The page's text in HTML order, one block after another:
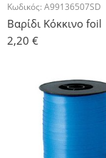
Κωδικός: A99136507SD
Βαρίδι Κόκκινο foil
2,20 €